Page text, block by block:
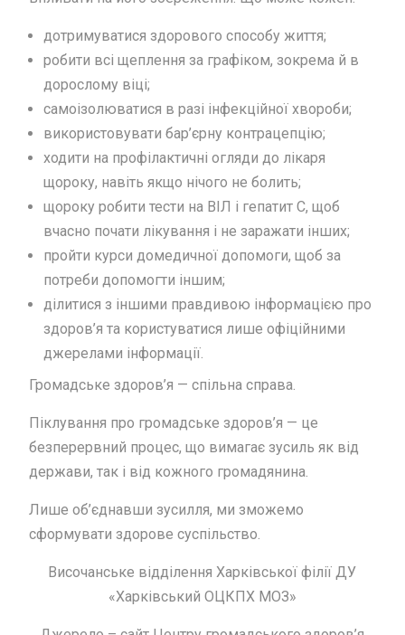
дотримуватися здорового способу життя;
робити всі щеплення за графіком, зокрема й в
дорослому віці;
самоізолюватися в разі інфекційної хвороби;
використовувати бар’єрну контрацепцію;
ходити на профілактичні огляди до лікаря
щороку, навіть якщо нічого не болить;
щороку робити тести на ВІЛ і гепатит С, щоб
вчасно почати лікування і не заражати інших;
пройти курси домедичної допомоги, щоб за
потреби допомогти іншим;
ділитися з іншими правдивою інформацією про
здоров’я та користуватися лише офіційними
джерелами інформації.
Громадське здоров’я — спільна справа
Піклування про громадське здоров’я — це
безперервний процес, що вимагає зусиль як від
держави, так і від кожного громадянина.
Лише об’єднавши зусилля, ми зможемо
сформувати здорове суспільство.
Височанське відділення Харківської філії ДУ
«Харківський ОЦКПХ МОЗ»